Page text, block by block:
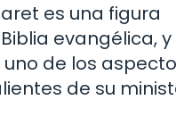
es una figura
evangélica, y
de los
de su